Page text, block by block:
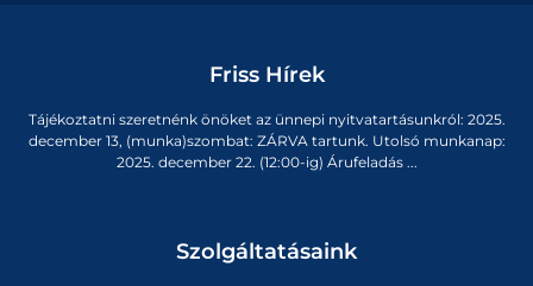
Friss Hírek
Tájékoztatni szeretnénk önöket az ünnepi nyitvatartásunkról: 2025.
december 13, (munka)szombat: ZÁRVA tartunk. Utolsó munkanap:
2025. december 22. (12:00-ig) Árufeladás ...
Szolgáltatásaink